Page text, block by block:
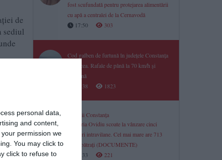
personal data,
and content,
your permission we
You may click to
click to refuse to
de
sediul
soţi
fost scufundată pentru protejarea alimentării
cu apă a centralei de la Cernavodă
17:50
303
Cod galben de furtună în județele Constanța
și Tulcea. Rafale de până la 70 km/h și
grindină
17:38
1823
Licitații Constanța
Primăria Ovidiu scoate la vânzare cinci
terenuri intravilane. Cel mai mare are 713
metri pătrați (DOCUMENTE)
17:33
221